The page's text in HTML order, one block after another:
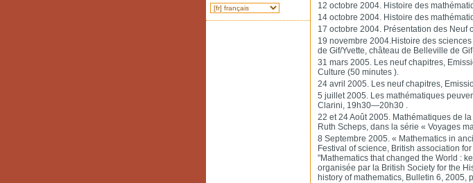
12 octobre 2004. Histoire des
14 octobre 2004. Histoire des
17 octobre 2004. Présentation des Neuf
19 novembre 2004.Histoire des
de Gif/Yvette, château de Belleville de
31 mars 2005. Les neuf chapitres,
Culture (50 minutes ).
24 avril 2005. Les neuf chapitres,
5 juillet 2005. Les mathématiques
Clarini, 19h30—20h30 .
22 et 24 Août 2005. Mathématiques de
Ruth Scheps, dans la série « Voyages
8 Septembre 2005. « Mathematics in
Festival of science, British association
"Mathematics that changed the World :
organisée par la British Society for the
history of mathematics, Bulletin 6, 2005,